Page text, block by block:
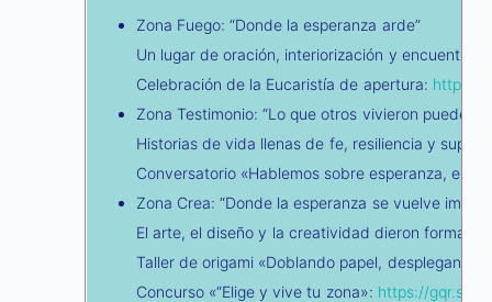
Zona Fuego: “Donde la esperanza arde”
Un lugar de oración, interiorización y encuentro
Celebración de la Eucaristía de apertura: https://
Zona Testimonio: “Lo que otros vivieron puede
Historias de vida llenas de fe, resiliencia y
Conversatorio «Hablemos sobre esperanza,
Zona Crea: “Donde la esperanza se vuelve
El arte, el diseño y la creatividad dieron forma y
Taller de origami «Doblando papel, desplegando
Concurso «“Elige y vive tu zona»: https://gqr.sh/